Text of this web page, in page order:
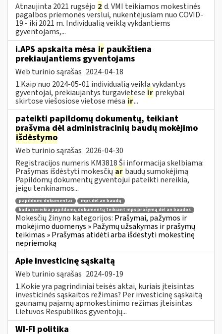
Atnaujinta 2021 rugsėjo 2 d. VMI teikiamos mokestinės
pagalbos priemonės verslui, nukentėjusiam nuo COVID-
19 - iki 2021 m. Individualią veiklą vykdantiems
gyventojams,...
i.APS apskaita mėsa ir paukštiena
prekiaujantiems gyventojams
Web turinio sąrašas 2024-04-18
1.Kaip nuo 2024-05-01 individualią veiklą vykdantys
gyventojai, prekiaujantys turgavietėse ir prekybai
skirtose viešosiose vietose mėsa ir...
pateikti papildomų dokumentų, teikiant
prašymą dėl administracinių baudų mokėjimo
išdėstymo
Web turinio sąrašas 2026-04-30
Registracijos numeris KM3818 Ši informacija skelbiama:
Prašymas išdėstyti mokesčių ar baudų sumokėjimą
Papildomų dokumentų gyventojui pateikti nereikia,
jeigu tenkinamos...
papildomi dokumentai
mps dėl an baudų
kada nereikia papildomų dokumentų teikiant mps prašymą dėl an baudos
Mokesčių žinyno kategorijos: Prašymai, pažymos ir
mokėjimo duomenys » Pažymų užsakymas ir prašymų
teikimas » Prašymas atidėti arba išdėstyti mokestinę
nepriemoką
Apie investicinę sąskaitą
Web turinio sąrašas 2024-09-19
1.Kokie yra pagrindiniai teisės aktai, kuriais įteisintas
investicinės sąskaitos režimas? Per investicinę sąskaitą
gaunamų pajamų apmokestinimo režimas įteisintas
Lietuvos Respublikos gyventojų...
WI-FI politika